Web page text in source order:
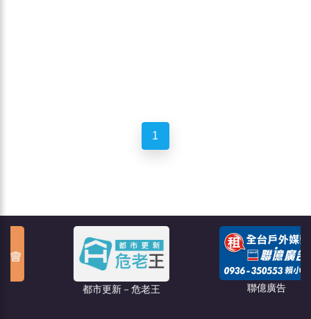
1
都市更新－危老王 聯億廣告